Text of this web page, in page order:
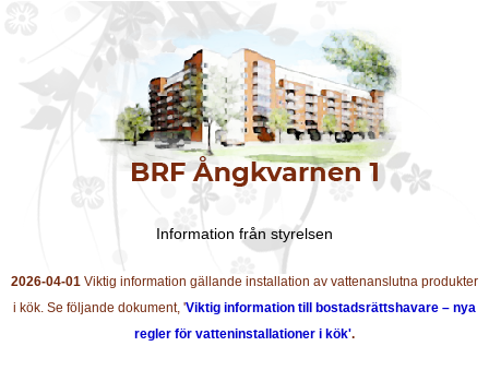
Information från styrelsen
2026-04-01 Viktig information gällande installation av vattenanslutna produkter
i kök. Se följande dokument, 'Viktig information till bostadsrättshavare – nya
regler för vatteninstallationer i kök'.